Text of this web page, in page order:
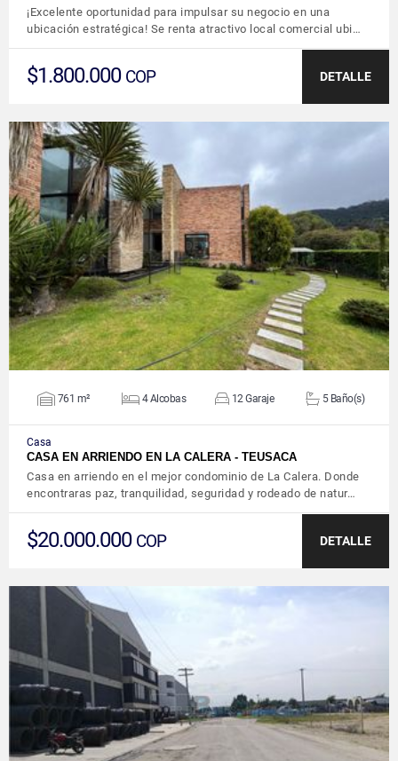
¡Excelente oportunidad para impulsar su negocio en una
ubicación estratégica! Se renta atractivo local comercial ubi…
$1.800.000 COP DETALLE
VER DETALLES
761 m² 4 Alcobas 12 Garaje 5 Baño(s)
Casa
CASA EN ARRIENDO EN LA CALERA - TEUSACA
Casa en arriendo en el mejor condominio de La Calera. Donde
encontraras paz, tranquilidad, seguridad y rodeado de natur…
$20.000.000 COP DETALLE
VER DETALLES